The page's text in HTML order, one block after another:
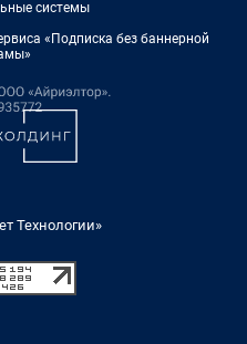
системы
«Подписка без баннерной
Технологии»